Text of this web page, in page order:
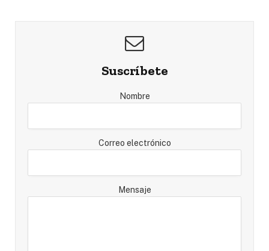
Suscríbete
Nombre
Correo electrónico
Mensaje